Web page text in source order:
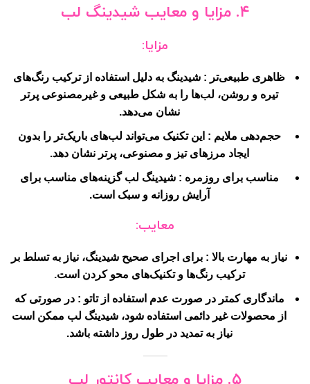
۴. مزایا و معایب شیدینگ لب
مزایا:
ظاهری طبیعی‌تر : شیدینگ به دلیل استفاده از ترکیب رنگ‌های
تیره و روشن، لب‌ها را به شکل طبیعی و غیرمصنوعی پرتر
نشان می‌دهد.
حجم‌دهی ملایم : این تکنیک می‌تواند لب‌های باریک‌تر را بدون
ایجاد مرزهای تیز و مصنوعی، پرتر نشان دهد.
مناسب برای روزمره : شیدینگ لب گزینه‌های مناسب برای
آرایش روزانه و سبک است.
معایب:
نیاز به مهارت بالا : برای اجرای صحیح شیدینگ، نیاز به تسلط بر
ترکیب رنگ‌ها و تکنیک‌های محو کردن است.
ماندگاری کمتر در صورت عدم استفاده از تاتو : در صورتی که
از محصولات غیر دائمی استفاده شود، شیدینگ لب ممکن است
نیاز به تمدید در طول روز داشته باشد.